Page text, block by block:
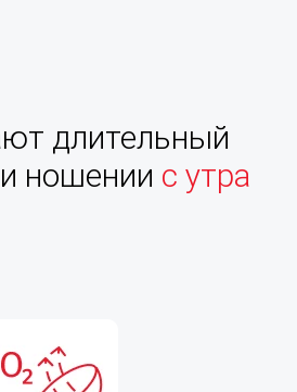
длительный
ношении с утра